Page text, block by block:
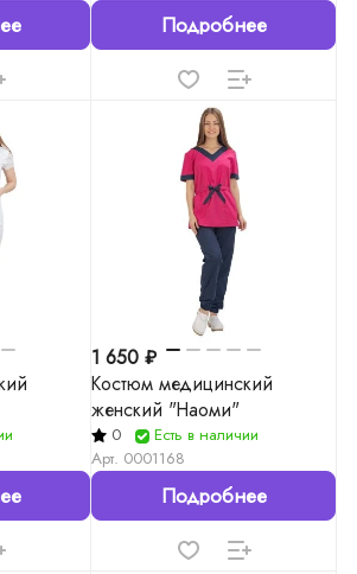
Подробнее
1 650 ₽
Костюм медицинский
женский "Наоми"
0
Есть в наличии
Арт. 0001168
Подробнее